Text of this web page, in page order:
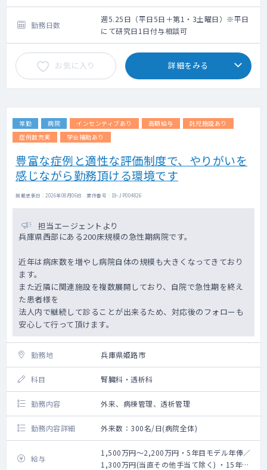
看護師・技師の手厚いフォローがある環境で
す
1,800万円、卒後21年目 2,050万円
勤務日数
週5.25日（平日5日＋第1・3土曜日）※平日
にて研究日1日付与相談可
お気に入り 詳細をみる
常勤 病院 インセンティブあり 高額給与
託児施設あり
症例数充実
学会補助あり
豊富な症例と適性な評価制度で、やりがいを
感じながら勤務頂ける環境です
掲載更新日 : 2026年08月06日 案件番号 : 19-JP004826
担当エージェントより
兵庫県西部にある200床規模の急性期病院です。
近年は病床数を増やし病院自体の規模も大きくなってきており
ます。
また近隣に関連施設を複数展開しており、自院で急性期を終え
た患者様を
法人内で継続して診ることが出来るため、対応後のフォローも
安心して行って頂けます。
勤務地 兵庫県姫路市
科目 腎臓科・透析科
勤務内容 外来、病棟管理、透析管理
勤務内容詳細 外来数：300名/日(病院全体)
給与
1,500万円～2,200万円・5年目モデル年俸／
1,300万円(当直その他手当て除く) ・15年目